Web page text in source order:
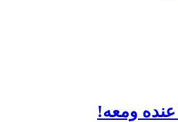
عنده ومعه!